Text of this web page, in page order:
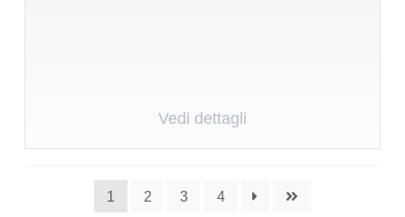
Vedi dettagli
1 2 3 4